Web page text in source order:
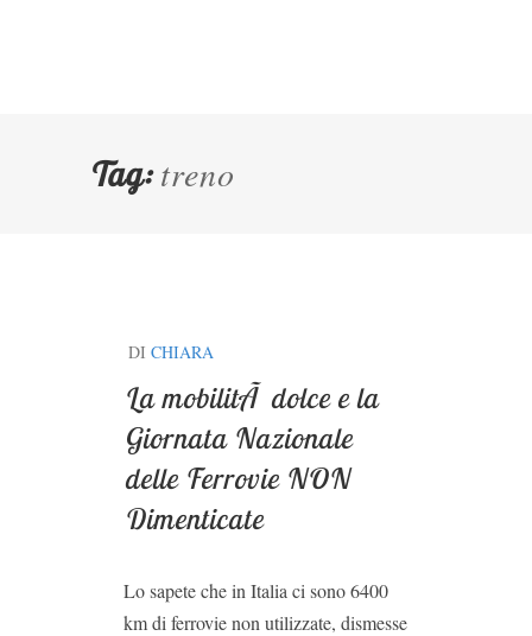
Tag:treno
DI CHIARA
La mobilitÃ dolce e la
Giornata Nazionale
delle Ferrovie NON
Dimenticate
Lo sapete che in Italia ci sono 6400
km di ferrovie non utilizzate, dismesse